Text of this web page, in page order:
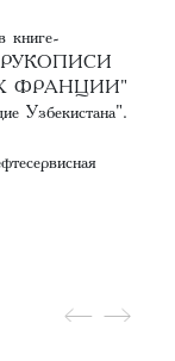
книге-
ФРАНЦИИ"
Узбекистана".